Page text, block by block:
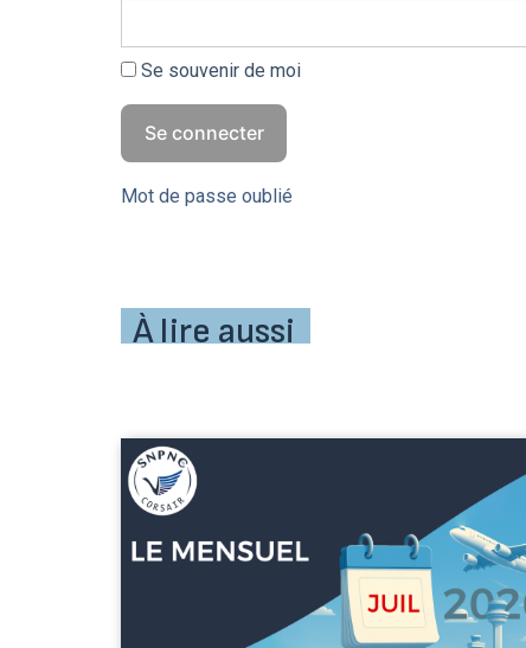
Se souvenir de moi
Mot de passe oublié
À lire aussi